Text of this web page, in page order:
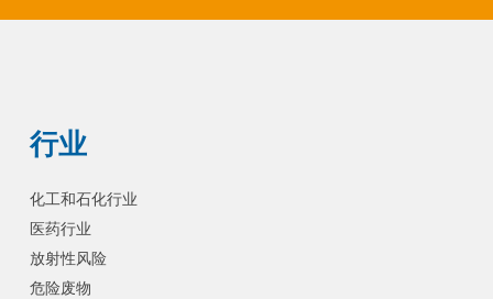
行业
化工和石化行业
医药行业
放射性风险
危险废物